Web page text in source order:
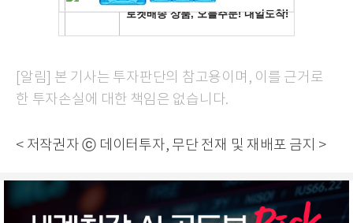
[알림] 본 기사는 투자판단의 참고용이며, 이를 근거로
한 투자손실에 대한 책임은 없습니다.
< 저작권자 ⓒ 데이터투자, 무단 전재 및 재배포 금지 >